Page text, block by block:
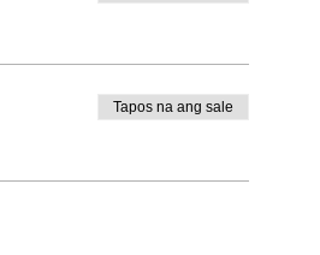
Tapos na ang sale